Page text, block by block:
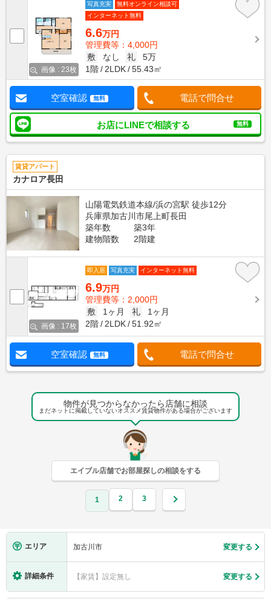
画像 : 23枚
写真充実
無料オンライン相談可
インターネット無料
6.6万円
管理費等：4,000円
敷
なし 礼
5万
1階
2LDK 55.43㎡
空室確認 無料 電話で問合せ
お店にLINEで相談する 無料
賃貸アパート
カナロア長田
山陽電気鉄道本線/浜の宮駅 徒歩12分
兵庫県加古川市尾上町長田
築年数
築3年
建物階数
2階建
画像 : 17枚
即入居 写真充実 インターネット無料
6.9万円
管理費等：2,000円
敷
1ヶ月 礼
1ヶ月
2階
2LDK 51.92㎡
空室確認 無料 電話で問合せ
物件が見つからなかったら店舗に相談
まだネットに掲載していないオススメ賃貸物件がある場合がございます
エイブル店舗でお部屋探しの相談をする
1 2 3
エリア 加古川市 変更する
詳細条件 【家賃】設定無し 変更する